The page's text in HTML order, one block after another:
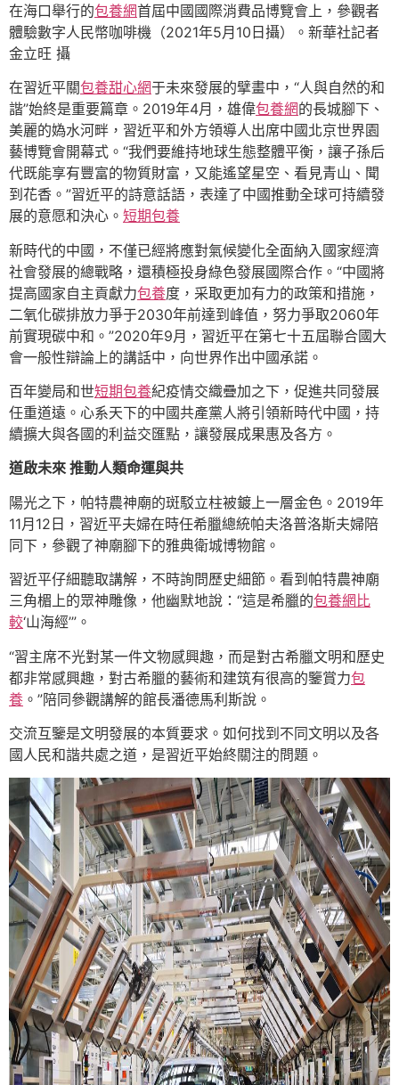
在海口舉行的包養網首屆中國國際消費品博覽會上，參觀者
體驗數字人民幣咖啡機（2021年5月10日攝）。新華社記者
金立旺 攝
在習近平關包養甜心網于未來發展的擘畫中，“人與自然的和
諧”始終是重要篇章。2019年4月，雄偉包養網的長城腳下、
美麗的媯水河畔，習近平和外方領導人出席中國北京世界園
藝博覽會開幕式。“我們要維持地球生態整體平衡，讓子孫后
代既能享有豐富的物質財富，又能遙望星空、看見青山、聞
到花香。”習近平的詩意話語，表達了中國推動全球可持續發
展的意愿和決心。 短期包養
新時代的中國，不僅已經將應對氣候變化全面納入國家經濟
社會發展的總戰略，還積極投身綠色發展國際合作。“中國將
提高國家自主貢獻力包養度，采取更加有力的政策和措施，
二氧化碳排放力爭于2030年前達到峰值，努力爭取2060年
前實現碳中和。”2020年9月，習近平在第七十五屆聯合國大
會一般性辯論上的講話中，向世界作出中國承諾。
百年變局和世短期包養紀疫情交織疊加之下，促進共同發展
任重道遠。心系天下的中國共產黨人將引領新時代中國，持
續擴大與各國的利益交匯點，讓發展成果惠及各方。
道啟未來 推動人類命運與共
陽光之下，帕特農神廟的斑駁立柱被鍍上一層金色。2019年
11月12日，習近平夫婦在時任希臘總統帕夫洛普洛斯夫婦陪
同下，參觀了神廟腳下的雅典衛城博物館。
習近平仔細聽取講解，不時詢問歷史細節。看到帕特農神廟
三角楣上的眾神雕像，他幽默地說：“這是希臘的包養網比
較‘山海經’”。
“習主席不光對某一件文物感興趣，而是對古希臘文明和歷史
都非常感興趣，對古希臘的藝術和建筑有很高的鑒賞力包
養 。”陪同參觀講解的館長潘德馬利斯說。
交流互鑒是文明發展的本質要求。如何找到不同文明以及各
國人民和諧共處之道，是習近平始終關注的問題。